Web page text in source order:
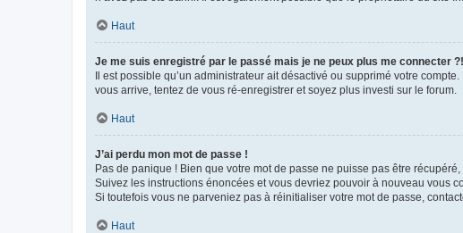
Haut
Je me suis enregistré par le passé mais je ne peux plus me connecter ?!
Il est possible qu’un administrateur ait désactivé ou supprimé votre
vous arrive, tentez de vous ré-enregistrer et soyez plus investi sur le forum.
Haut
J’ai perdu mon mot de passe !
Pas de panique ! Bien que votre mot de passe ne puisse pas être
Suivez les instructions énoncées et vous devriez pouvoir à nouveau vous
Si toutefois vous ne parveniez pas à réinitialiser votre mot de passe,
Haut